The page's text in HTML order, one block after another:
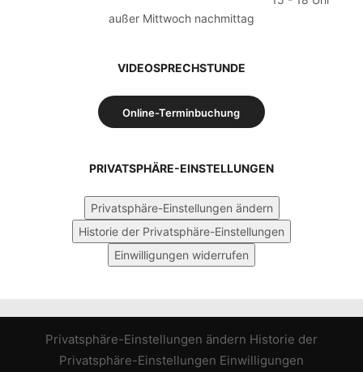
außer Mittwoch nachmittag
VIDEOSPRECHSTUNDE
Online-Terminbuchung
PRIVATSPHÄRE-EINSTELLUNGEN
Privatsphäre-Einstellungen ändern
Historie der Privatsphäre-Einstellungen
Einwilligungen widerrufen
Privatsphäre-Einstellungen ändern Historie der
Privatsphäre-Einstellungen Einwilligungen